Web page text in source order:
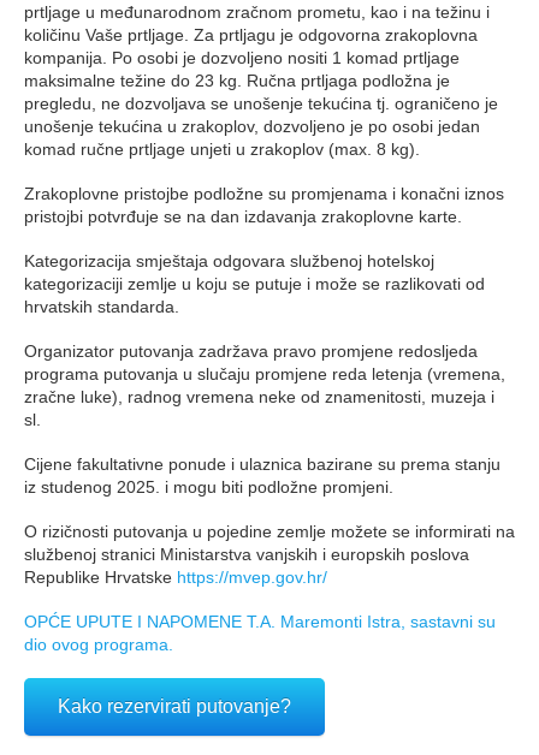
prtljage u međunarodnom zračnom prometu, kao i na težinu i
količinu Vaše prtljage. Za prtljagu je odgovorna zrakoplovna
kompanija. Po osobi je dozvoljeno nositi 1 komad prtljage
maksimalne težine do 23 kg. Ručna prtljaga podložna je
pregledu, ne dozvoljava se unošenje tekućina tj. ograničeno je
unošenje tekućina u zrakoplov, dozvoljeno je po osobi jedan
komad ručne prtljage unjeti u zrakoplov (max. 8 kg).
Zrakoplovne pristojbe podložne su promjenama i konačni iznos
pristojbi potvrđuje se na dan izdavanja zrakoplovne karte.
Kategorizacija smještaja odgovara službenoj hotelskoj
kategorizaciji zemlje u koju se putuje i može se razlikovati od
hrvatskih standarda.
Organizator putovanja zadržava pravo promjene redosljeda
programa putovanja u slučaju promjene reda letenja (vremena,
zračne luke), radnog vremena neke od znamenitosti, muzeja i
sl.
Cijene fakultativne ponude i ulaznica bazirane su prema stanju
iz studenog 2025. i mogu biti podložne promjeni.
O rizičnosti putovanja u pojedine zemlje možete se informirati na
službenoj stranici Ministarstva vanjskih i europskih poslova
Republike Hrvatske https://mvep.gov.hr/
OPĆE UPUTE I NAPOMENE T.A. Maremonti Istra, sastavni su
dio ovog programa.
Kako rezervirati putovanje?